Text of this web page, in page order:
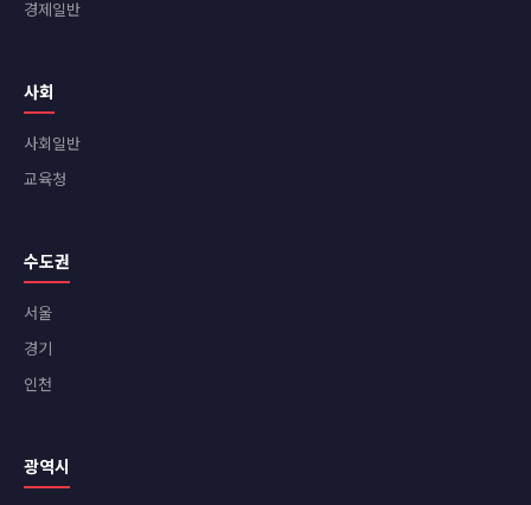
경제일반
사회
사회일반
교육청
수도권
서울
경기
인천
광역시